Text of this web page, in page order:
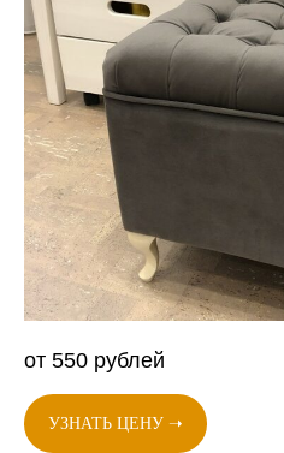
от 550 рублей
УЗНАТЬ ЦЕНУ ➝